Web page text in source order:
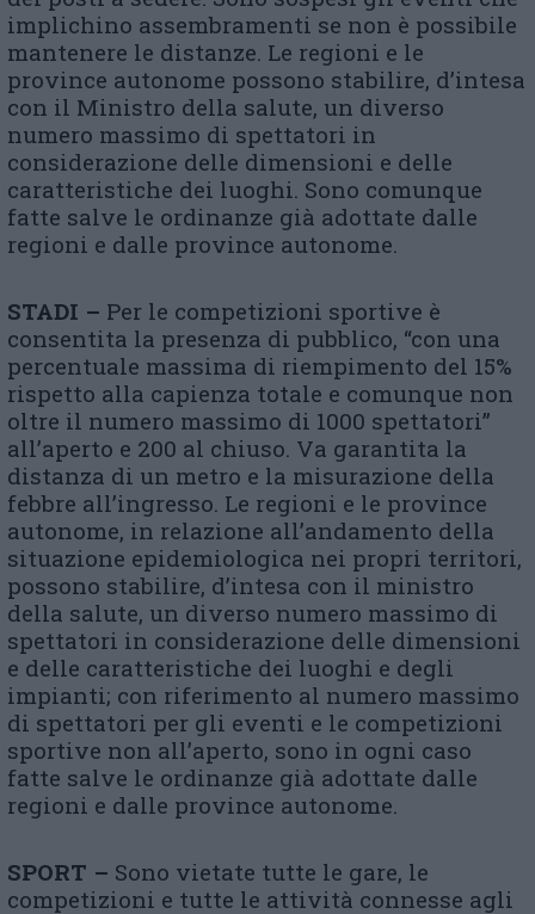
implichino assembramenti se non è possibile
mantenere le distanze. Le regioni e le
province autonome possono stabilire, d’intesa
con il Ministro della salute, un diverso
numero massimo di spettatori in
considerazione delle dimensioni e delle
caratteristiche dei luoghi. Sono comunque
fatte salve le ordinanze già adottate dalle
regioni e dalle province autonome.
STADI – Per le competizioni sportive è
consentita la presenza di pubblico, “con una
percentuale massima di riempimento del 15%
rispetto alla capienza totale e comunque non
oltre il numero massimo di 1000 spettatori”
all’aperto e 200 al chiuso. Va garantita la
distanza di un metro e la misurazione della
febbre all’ingresso. Le regioni e le province
autonome, in relazione all’andamento della
situazione epidemiologica nei propri territori,
possono stabilire, d’intesa con il ministro
della salute, un diverso numero massimo di
spettatori in considerazione delle dimensioni
e delle caratteristiche dei luoghi e degli
impianti; con riferimento al numero massimo
di spettatori per gli eventi e le competizioni
sportive non all’aperto, sono in ogni caso
fatte salve le ordinanze già adottate dalle
regioni e dalle province autonome.
SPORT – Sono vietate tutte le gare, le
competizioni e tutte le attività connesse agli